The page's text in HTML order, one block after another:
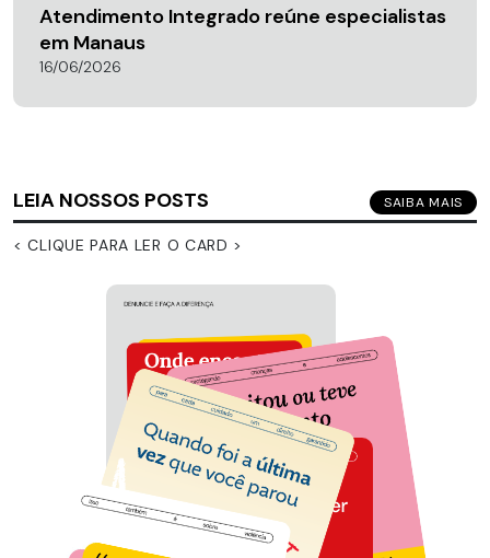
Atendimento Integrado reúne especialistas
em Manaus
16/06/2026
LEIA NOSSOS POSTS SAIBA MAIS
< CLIQUE PARA LER O CARD >